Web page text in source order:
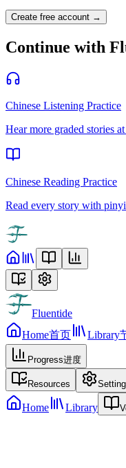
Create free account →
Continue with
Chinese Listening Practice
Hear more graded stories
Chinese Reading Practice
Read every story with
Fluentide
Home首页 Library
Progress进度
Resources
Home Library